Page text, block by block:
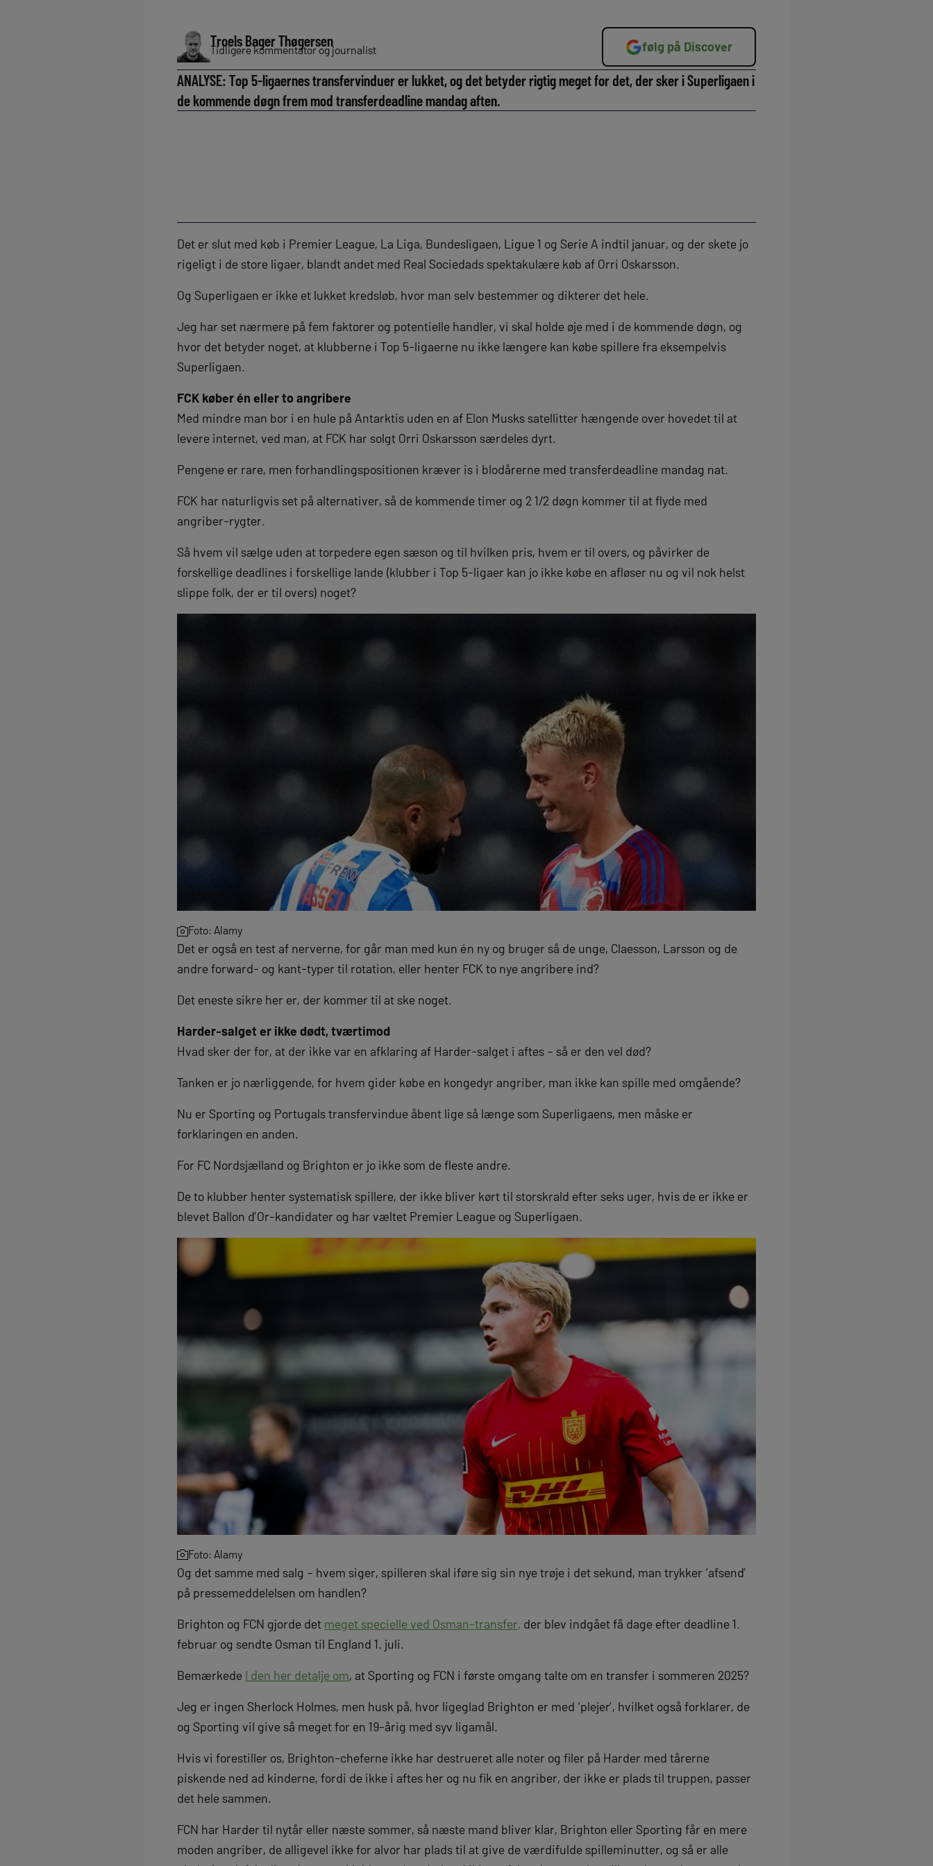
Troels Bager Thøgersen
Tidligere kommentator og journalist følg på Discover
ANALYSE: Top 5-ligaernes transfervinduer er lukket, og det betyder rigtig meget for det, der sker i Superligaen i
de kommende døgn frem mod transferdeadline mandag aften.
Det er slut med køb i Premier League, La Liga, Bundesligaen, Ligue 1 og Serie A indtil januar, og der skete jo
rigeligt i de store ligaer, blandt andet med Real Sociedads spektakulære køb af Orri Oskarsson.
Og Superligaen er ikke et lukket kredsløb, hvor man selv bestemmer og dikterer det hele.
Jeg har set nærmere på fem faktorer og potentielle handler, vi skal holde øje med i de kommende døgn, og
hvor det betyder noget, at klubberne i Top 5-ligaerne nu ikke længere kan købe spillere fra eksempelvis
Superligaen.
FCK køber én eller to angribere
Med mindre man bor i en hule på Antarktis uden en af Elon Musks satellitter hængende over hovedet til at
levere internet, ved man, at FCK har solgt Orri Oskarsson særdeles dyrt.
Pengene er rare, men forhandlingspositionen kræver is i blodårerne med transferdeadline mandag nat.
FCK har naturligvis set på alternativer, så de kommende timer og 2 1/2 døgn kommer til at flyde med
angriber-rygter.
Så hvem vil sælge uden at torpedere egen sæson og til hvilken pris, hvem er til overs, og påvirker de
forskellige deadlines i forskellige lande (klubber i Top 5-ligaer kan jo ikke købe en afløser nu og vil nok helst
slippe folk, der er til overs) noget?
Foto: Alamy
Det er også en test af nerverne, for går man med kun én ny og bruger så de unge, Claesson, Larsson og de
andre forward- og kant-typer til rotation, eller henter FCK to nye angribere ind?
Det eneste sikre her er, der kommer til at ske noget.
Harder-salget er ikke dødt, tværtimod
Hvad sker der for, at der ikke var en afklaring af Harder-salget i aftes – så er den vel død?
Tanken er jo nærliggende, for hvem gider købe en kongedyr angriber, man ikke kan spille med omgående?
Nu er Sporting og Portugals transfervindue åbent lige så længe som Superligaens, men måske er
forklaringen en anden.
For FC Nordsjælland og Brighton er jo ikke som de fleste andre.
De to klubber henter systematisk spillere, der ikke bliver kørt til storskrald efter seks uger, hvis de er ikke er
blevet Ballon d’Or-kandidater og har væltet Premier League og Superligaen.
Foto: Alamy
Og det samme med salg – hvem siger, spilleren skal iføre sig sin nye trøje i det sekund, man trykker ‘afsend’
på pressemeddelelsen om handlen?
Brighton og FCN gjorde det meget specielle ved Osman-transfer, der blev indgået få dage efter deadline 1.
februar og sendte Osman til England 1. juli.
Bemærkede I den her detalje om, at Sporting og FCN i første omgang talte om en transfer i sommeren 2025?
Jeg er ingen Sherlock Holmes, men husk på, hvor ligeglad Brighton er med ‘plejer’, hvilket også forklarer, de
og Sporting vil give så meget for en 19-årig med syv ligamål.
Hvis vi forestiller os, Brighton-cheferne ikke har destrueret alle noter og filer på Harder med tårerne
piskende ned ad kinderne, fordi de ikke i aftes her og nu fik en angriber, der ikke er plads til truppen, passer
det hele sammen.
FCN har Harder til nytår eller næste sommer, så næste mand bliver klar, Brighton eller Sporting får en mere
moden angriber, de alligevel ikke for alvor har plads til at give de værdifulde spilleminutter, og så er alle